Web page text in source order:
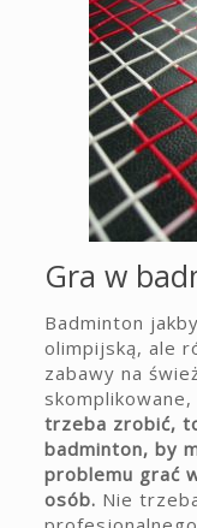
Gra w
Badminton
olimpijską, ale
zabawy na
trzeba zrobić,
badminton, by
problemu grać
osób. Nie